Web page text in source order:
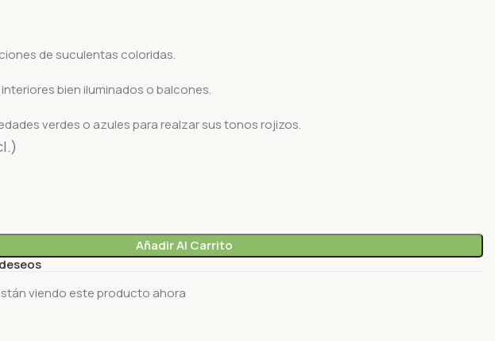
de suculentas coloridas.
bien iluminados o balcones.
verdes o azules para realzar sus tonos rojizos.
Añadir Al Carrito
viendo este producto ahora